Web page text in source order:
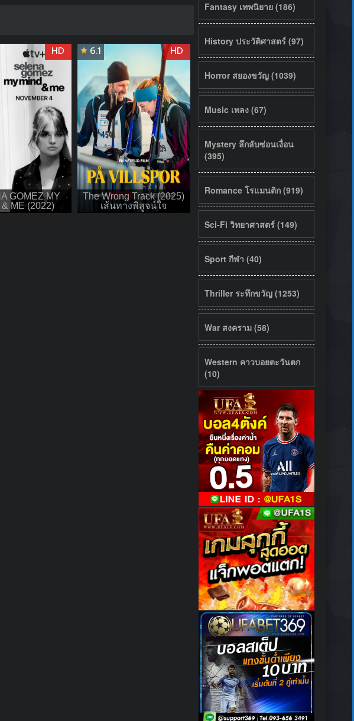
GOMEZ MY
& ME (2022)
HD
The Wrong Track (2025)
เส้นทางพิสูจน์ใจ
6.1 HD
Fantasy เทพนิยาย (186)
History ประวัติศาสตร์ (97)
Horror สยองขวัญ (1039)
Music เพลง (67)
Mystery ลึกลับซ่อนเงื่อน
(395)
Romance โรแมนติก (919)
Sci-Fi วิทยาศาสตร์ (149)
Sport กีฬา (40)
Thriller ระทึกขวัญ (1253)
War สงคราม (58)
Western คาวบอยตะวันตก
(10)